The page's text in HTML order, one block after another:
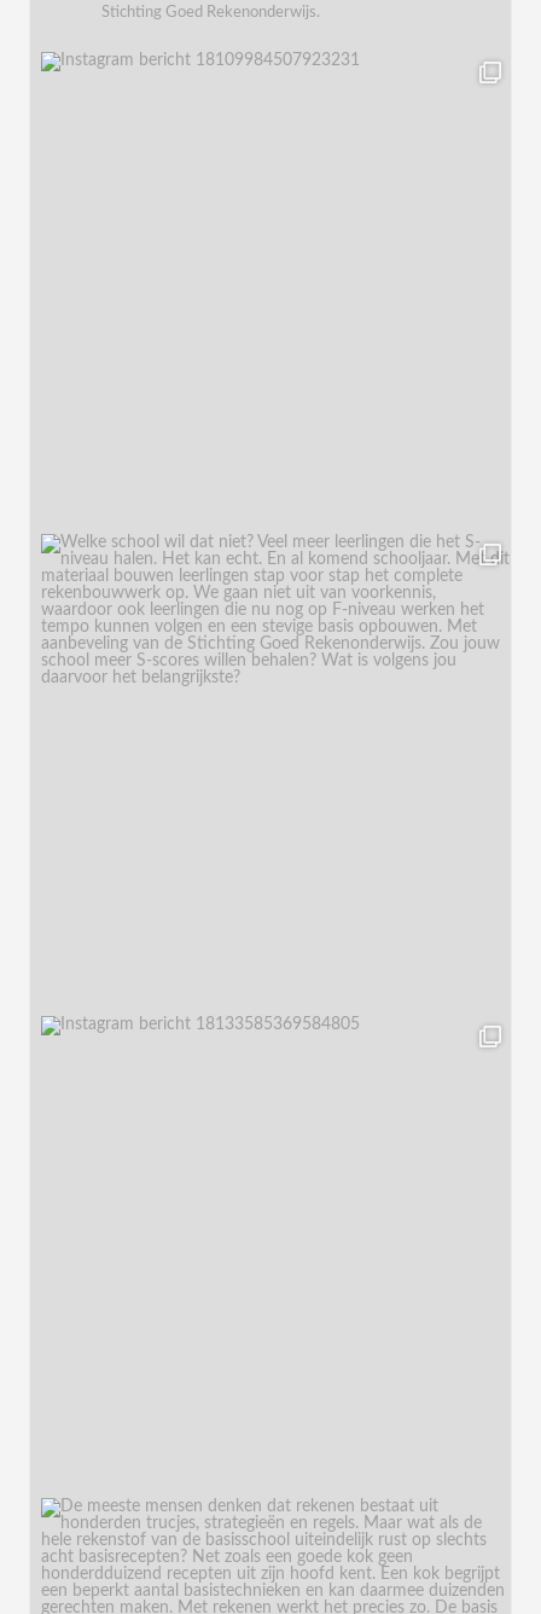
Stichting Goed Rekenonderwijs.